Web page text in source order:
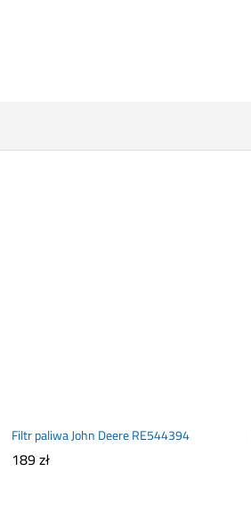
Filtr paliwa John Deere RE544394
189zł